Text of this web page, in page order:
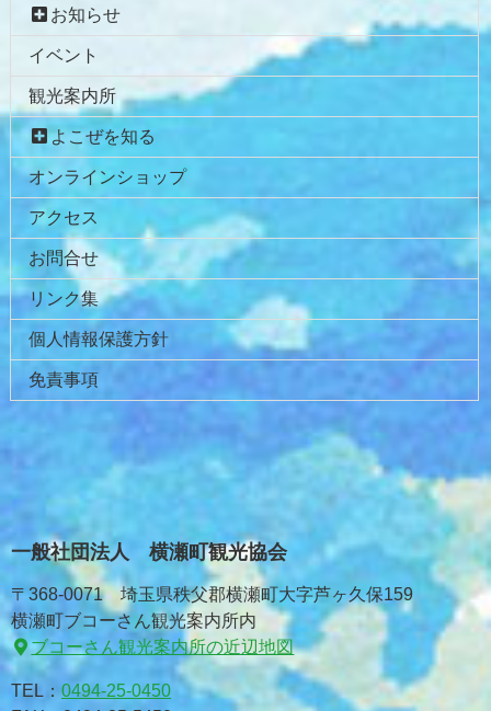
文
頭
へ
戻
へ
お知らせ
イベント
観光案内所
よこぜを知る
オンラインショップ
アクセス
お問合せ
リンク集
個人情報保護方針
免責事項
一般社団法人 横瀬町観光協会
〒368-0071 埼玉県秩父郡横瀬町大字芦ヶ久保159
横瀬町ブコーさん観光案内所内
ブコーさん観光案内所の近辺地図
TEL： 0494-25-0450